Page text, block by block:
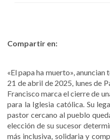
Compartir en:
«El papa ha muerto», anuncian
21 de abril de 2025, lunes de
Francisco marca el cierre de
para la Iglesia católica. Su
pastor cercano al pueblo
elección de su sucesor
más inclusiva, solidaria y